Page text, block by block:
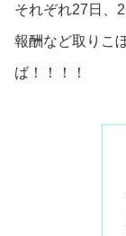
それぞれ27日、
報酬など取りこ
ば！！！！